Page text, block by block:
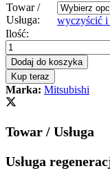
Towar /
Usługa:
wyczyścić i
Turbosprężarka
–
turbina
Mitsubishi
Carisma
1.9
DI-
115
708639
quantity
Ilość:
Dodaj do koszyka
Kup teraz
Marka: Mitsubishi
Towar / Usługa
Usługa